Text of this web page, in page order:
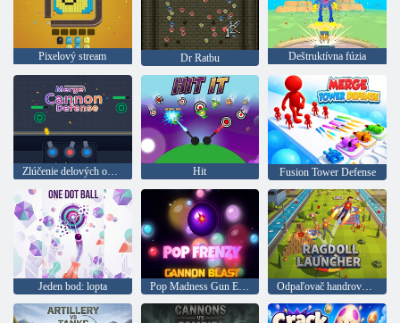
Pixelový stream Dr Ratbu Deštruktívna fúzia
Zlúčenie delových opevnení Hit Fusion Tower Defense
Jeden bod: lopta Pop Madness Gun Explosion Odpaľovač handrových bábik